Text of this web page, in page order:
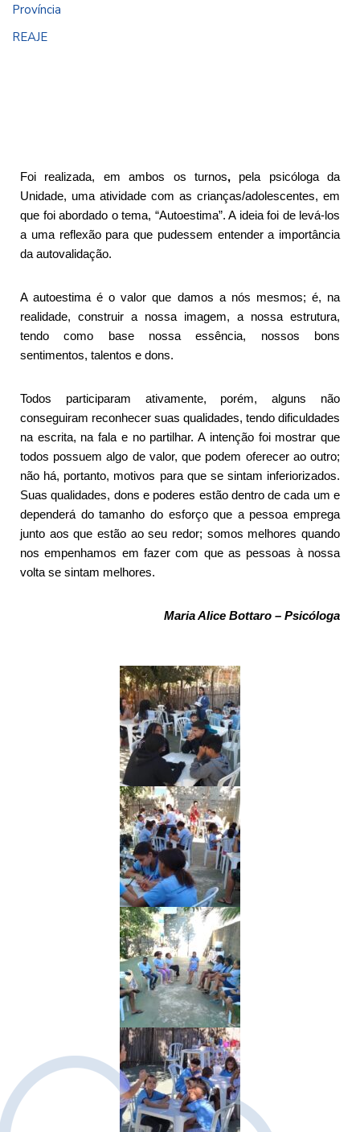
Província
REAJE
Foi realizada, em ambos os turnos,pela psicóloga da
Unidade, uma atividade com as crianças/adolescentes, em
que foi abordado o tema, “Autoestima”. A ideia foi de levá-los
a uma reflexão para que pudessem entender a importância
da autovalidação.
A autoestima é o valor que damos a nós mesmos; é, na
realidade, construir a nossa imagem, a nossa estrutura,
tendo como base nossa essência, nossos bons
sentimentos, talentos e dons.
Todos participaram ativamente, porém, alguns não
conseguiram reconhecer suas qualidades, tendo dificuldades
na escrita, na fala e no partilhar. A intenção foi mostrar que
todos possuem algo de valor, que podem oferecer ao outro;
não há, portanto, motivos para que se sintam inferiorizados.
Suas qualidades, dons e poderes estão dentro de cada um e
dependerá do tamanho do esforço que a pessoa emprega
junto aos que estão ao seu redor; somos melhores quando
nos empenhamos em fazer com que as pessoas à nossa
volta se sintam melhores.
Maria Alice Bottaro – Psicóloga